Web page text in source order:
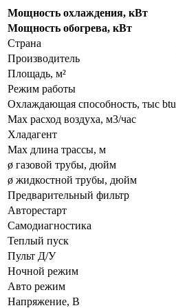
Мощность охлаждения, кВт
Мощность обогрева, кВт
Страна
Производитель
Площадь, м²
Режим работы
Охлаждающая способность, тыс btu
Max расход воздуха, м3/час
Хладагент
Max длина трассы, м
ø газовой трубы, дюйм
ø жидкостной трубы, дюйм
Предварительный фильтр
Авторестарт
Самодиагностика
Теплый пуск
Пульт Д/У
Ночной режим
Авто режим
Напряжение, В